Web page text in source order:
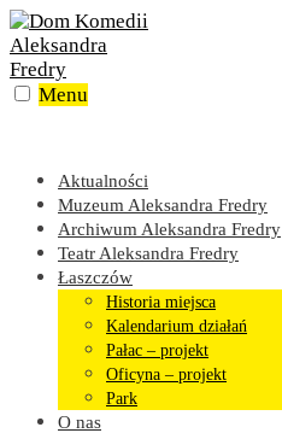
Skip
to
content
Menu
Aktualności
Muzeum Aleksandra Fredry
Archiwum Aleksandra Fredry
Teatr Aleksandra Fredry
Łaszczów
Historia miejsca
Kalendarium działań
Pałac – projekt
Oficyna – projekt
Park
O nas